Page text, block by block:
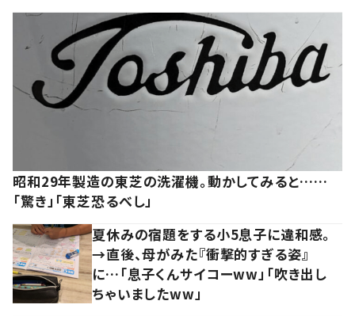
昭和29年製造の東芝の洗濯機。動かしてみると……
「驚き」「東芝恐るべし」
夏休みの宿題をする小5息子に違和感。
→直後、母がみた『衝撃的すぎる姿』
に…「息子くんサイコーww」「吹き出し
ちゃいましたww」